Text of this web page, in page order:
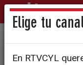
Contra las
Elige tu
En RTVCYL